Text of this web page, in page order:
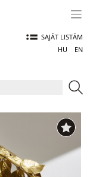
SAJÁT LISTÁM
HU
EN